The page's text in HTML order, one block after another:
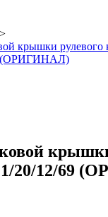
>
крышки рулевого
(ОРИГИНАЛ)
20/12/69